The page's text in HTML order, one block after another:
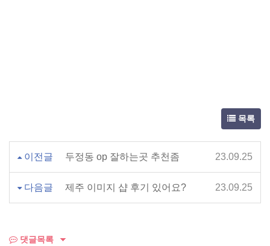
목록
이전글 두정동 op 잘하는곳 추천좀 23.09.25
다음글 제주 이미지 샵 후기 있어요? 23.09.25
댓글목록